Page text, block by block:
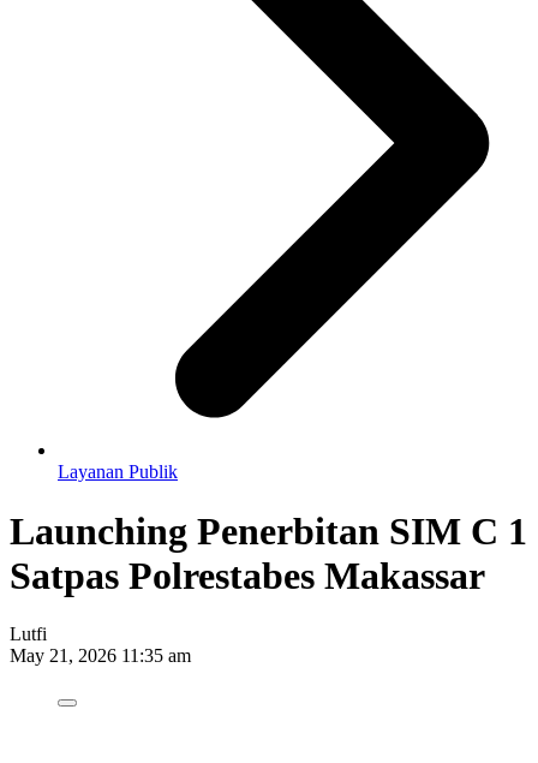
Layanan Publik
Launching Penerbitan SIM C 1
Satpas Polrestabes Makassar
Lutfi
May 21, 2026 11:35 am